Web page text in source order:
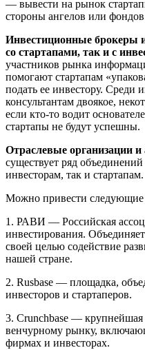
— вывести на рынок
стороны ангелов или
Инвестиционные брокеры
со стартапами, так и с
участников рынка
помогают стартапам
подать ее инвестору. Среди
консультантам двоякое,
если кто-то водит
стартапы не будут успешны.
Отраслевые организации и
существует ряд
инвесторам, так и стартапам.
Можно привести
1. РАВИ — Российская
инвестирования.
своей целью содействие
нашей стране.
2. Rusbase — площадка,
инвесторов и стартаперов.
3. Crunchbase —
венчурному рынку,
фирмах и инвесторах.